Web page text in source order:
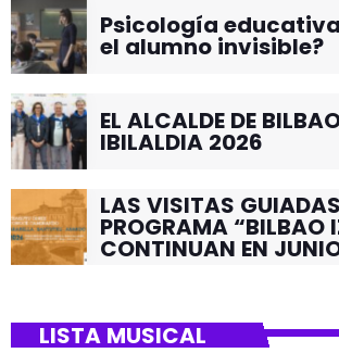
Psicología
el alumno invisible?
EL ALCALDE DE
IBILALDIA 2026
LAS VISITAS
PROGRAMA “BILBAO
CONTINUAN EN
LISTA MUSICAL